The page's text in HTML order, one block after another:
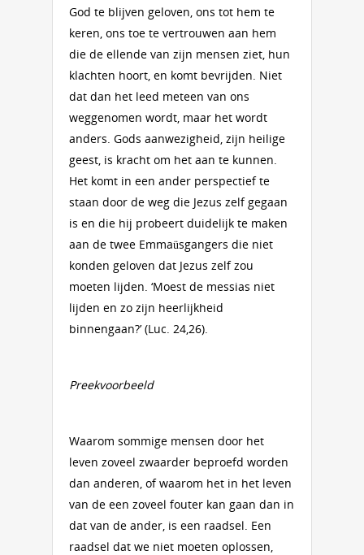
God te blijven geloven, ons tot hem te
keren, ons toe te vertrouwen aan hem
die de ellende van zijn mensen ziet, hun
klachten hoort, en komt bevrijden. Niet
dat dan het leed meteen van ons
weggenomen wordt, maar het wordt
anders. Gods aanwezigheid, zijn heilige
geest, is kracht om het aan te kunnen.
Het komt in een ander perspectief te
staan door de weg die Jezus zelf gegaan
is en die hij probeert duidelijk te maken
aan de twee Emmaüsgangers die niet
konden geloven dat Jezus zelf zou
moeten lijden. ‘Moest de messias niet
lijden en zo zijn heerlijkheid
binnengaan?’ (Luc. 24,26).
Preekvoorbeeld
Waarom sommige mensen door het
leven zoveel zwaarder beproefd worden
dan anderen, of waarom het in het leven
van de een zoveel fouter kan gaan dan in
dat van de ander, is een raadsel. Een
raadsel dat we niet moeten oplossen,